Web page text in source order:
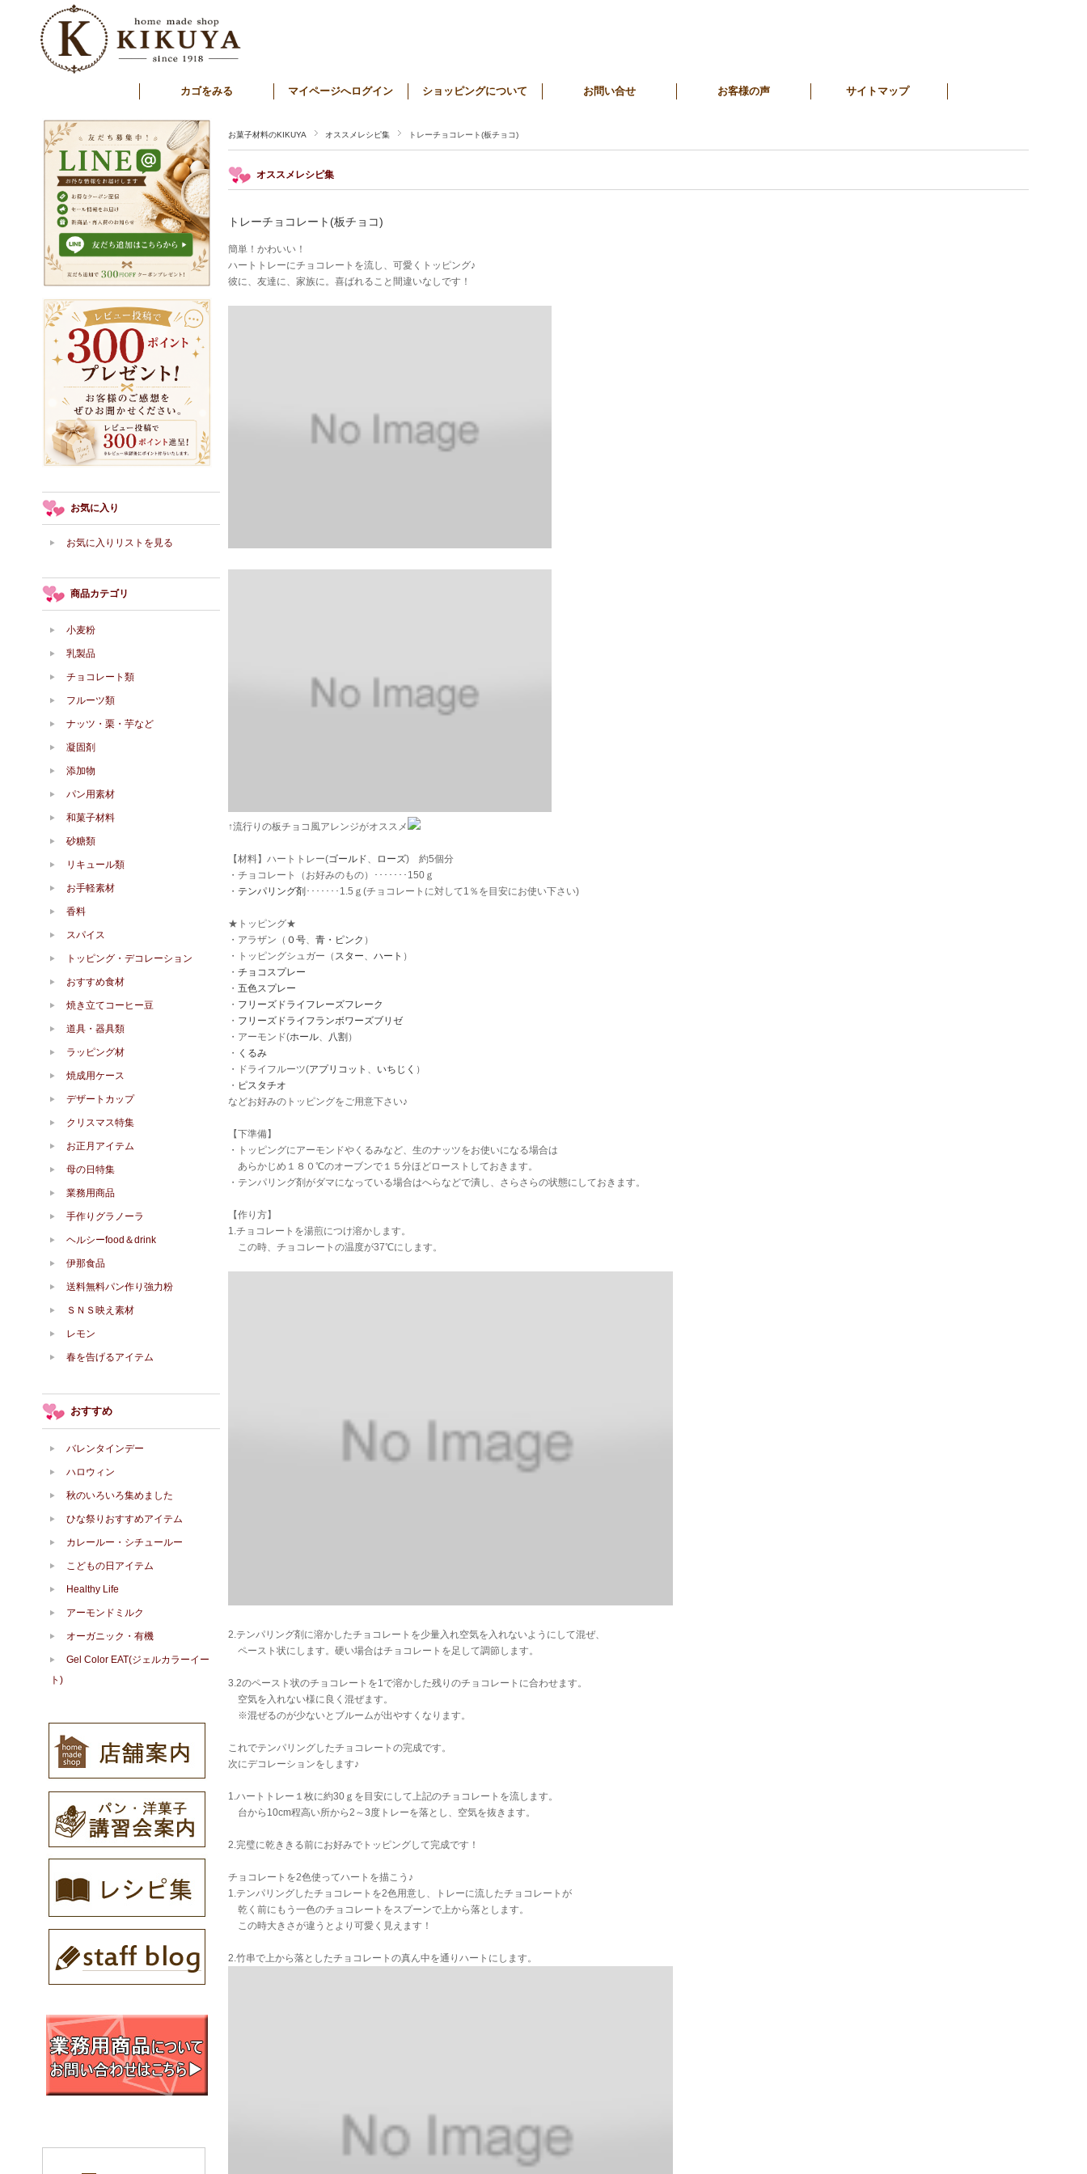
カゴをみる マイページへログイン ショッピングについて お問い合せ お客様の声 サイトマップ
お菓子材料のKIKUYA オススメレシピ集 トレーチョコレート(板チョコ)
オススメレシピ集
トレーチョコレート(板チョコ)
簡単！かわいい！
ハートトレーにチョコレートを流し、可愛くトッピング♪
彼に、友達に、家族に。喜ばれること間違いなしです！
↑流行りの板チョコ風アレンジがオススメ
【材料】ハートトレー(ゴールド、 ローズ) 約5個分
・チョコレート（お好みのもの）･･･････150ｇ
・ テンパリング剤 ･･･････1.5ｇ(チョコレートに対して1％を目安にお使い下さい)
★トッピング★
・アラザン（ ０号、 青・ピンク ）
・トッピングシュガー（ スター、 ハート ）
・ チョコスプレー
・ 五色スプレー
・ フリーズドライフレーズフレーク
・ フリーズドライフランボワーズブリゼ
・アーモンド(ホール、 八割 ）
・ くるみ
・ドライフルーツ(アプリコット 、 いちじく ）
・ ピスタチオ
などお好みのトッピングをご用意下さい♪
【下準備】
・トッピングにアーモンドやくるみなど、生のナッツをお使いになる場合は
あらかじめ１８０℃のオーブンで１５分ほどローストしておきます。
・テンパリング剤がダマになっている場合はへらなどで潰し、さらさらの状態にしておきます。
【作り方】
1.チョコレートを湯煎につけ溶かします。
この時、チョコレートの温度が37℃にします。
2.テンパリング剤に溶かしたチョコレートを少量入れ空気を入れないようにして混ぜ、
ペースト状にします。硬い場合はチョコレートを足して調節します。
3.2のペースト状のチョコレートを1で溶かした残りのチョコレートに合わせます。
空気を入れない様に良く混ぜます。
※混ぜるのが少ないとブルームが出やすくなります。
これでテンパリングしたチョコレートの完成です。
次にデコレーションをします♪
1.ハートトレー１枚に約30ｇを目安にして上記のチョコレートを流します。
台から10cm程高い所から2～3度トレーを落とし、空気を抜きます。
2.完璧に乾ききる前にお好みでトッピングして完成です！
チョコレートを2色使ってハートを描こう♪
1.テンパリングしたチョコレートを2色用意し、トレーに流したチョコレートが
乾く前にもう一色のチョコレートをスプーンで上から落とします。
この時大きさが違うとより可愛く見えます！
2.竹串で上から落としたチョコレートの真ん中を通りハートにします。
お気に入り
お気に入りリストを見る
商品カテゴリ
小麦粉
乳製品
チョコレート類
フルーツ類
ナッツ・栗・芋など
凝固剤
添加物
パン用素材
和菓子材料
砂糖類
リキュール類
お手軽素材
香料
スパイス
トッピング・デコレーション
おすすめ食材
焼き立てコーヒー豆
道具・器具類
ラッピング材
焼成用ケース
デザートカップ
クリスマス特集
お正月アイテム
母の日特集
業務用商品
手作りグラノーラ
ヘルシーfood＆drink
伊那食品
送料無料パン作り強力粉
ＳＮＳ映え素材
レモン
春を告げるアイテム
おすすめ
バレンタインデー
ハロウィン
秋のいろいろ集めました
ひな祭りおすすめアイテム
カレールー・シチュールー
こどもの日アイテム
Healthy Life
アーモンドミルク
オーガニック・有機
Gel Color EAT(ジェルカラーイー
ト)